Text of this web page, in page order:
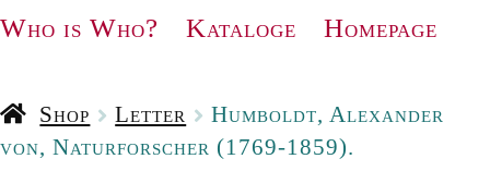
Who is Who? Kataloge Homepage
Shop Letter
Humboldt, Alexander
von, Naturforscher (1769-1859).